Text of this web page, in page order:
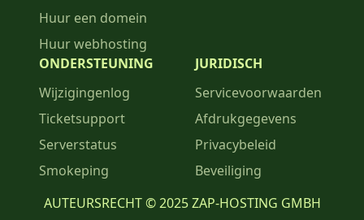
Huur een domein
Huur webhosting
ONDERSTEUNING
Wijzigingenlog
Ticketsupport
Serverstatus
Smokeping
JURIDISCH
Servicevoorwaarden
Afdrukgegevens
Privacybeleid
Beveiliging
AUTEURSRECHT © 2025 ZAP-HOSTING GMBH